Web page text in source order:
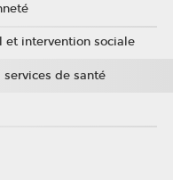
et intervention sociale
services de santé